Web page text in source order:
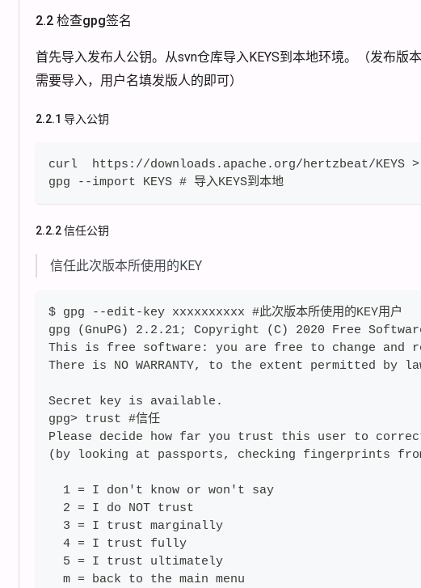
2.2 检查gpg签名
首先导入发布人公钥。从svn仓库导入KEYS到本地环境。（发布版
需要导入，用户名填发版人的即可）
2.2.1 导入公钥
curl  https://downloads.apache.org/hertzbeat/KEYS >
gpg --import KEYS # 导入KEYS到本地
2.2.2 信任公钥
信任此次版本所使用的KEY
$ gpg --edit-key xxxxxxxxxx #此次版本所使用的KEY用户
gpg (GnuPG) 2.2.21; Copyright (C) 2020 Free
This is free software: you are free to change
There is NO WARRANTY, to the extent permitted by
Secret key is available.
gpg> trust #信任
Please decide how far you trust this user to
(by looking at passports, checking fingerprints
  1 = I don't know or won't say
  2 = I do NOT trust
  3 = I trust marginally
  4 = I trust fully
  5 = I trust ultimately
  m = back to the main menu